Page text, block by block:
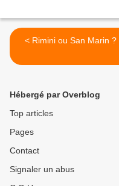
< Rimini ou San Marin ?
Hébergé par Overblog
Top articles
Pages
Contact
Signaler un abus